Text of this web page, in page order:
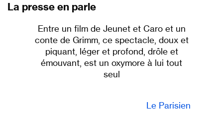
La presse en parle
Entre un film de Jeunet et Caro et un
conte de Grimm, ce spectacle, doux et
piquant, léger et profond, drôle et
émouvant, est un oxymore à lui tout
seul
Le Parisien